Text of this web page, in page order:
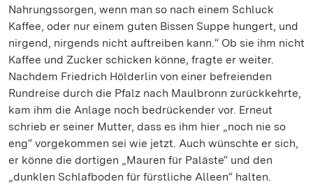
Nahrungssorgen, wenn man so nach einem Schluck
Kaffee, oder nur einem guten Bissen Suppe hungert, und
nirgend, nirgends nicht auftreiben kann.“ Ob sie ihm nicht
Kaffee und Zucker schicken könne, fragte er weiter.
Nachdem Friedrich Hölderlin von einer befreienden
Rundreise durch die Pfalz nach Maulbronn zurückkehrte,
kam ihm die Anlage noch bedrückender vor. Erneut
schrieb er seiner Mutter, dass es ihm hier „noch nie so
eng“ vorgekommen sei wie jetzt. Auch wünschte er sich,
er könne die dortigen „Mauren für Paläste“ und den
„dunklen Schlafboden für fürstliche Alleen“ halten.